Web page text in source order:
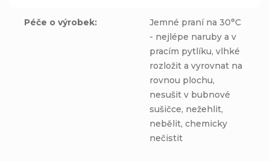
Péče o výrobek:
Jemné praní na 30°C
- nejlépe naruby a v
pracím pytlíku, vlhké
rozložit a vyrovnat na
rovnou plochu,
nesušit v bubnové
sušičce, nežehlit,
nebělit, chemicky
nečistit